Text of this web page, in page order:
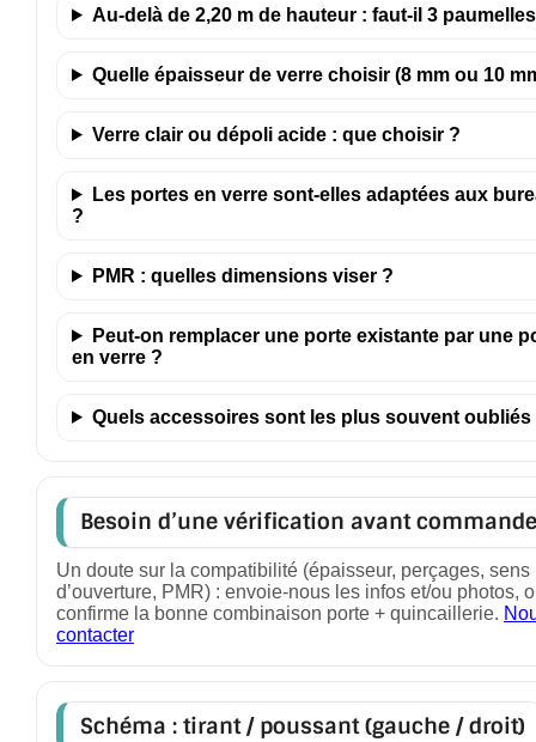
Au-delà de 2,20 m de hauteur : faut-il 3
Quelle épaisseur de verre choisir (8 mm ou 10
Verre clair ou dépoli acide : que choisir ?
Les portes en verre sont-elles adaptées aux
?
PMR : quelles dimensions viser ?
Peut-on remplacer une porte existante par une
en verre ?
Quels accessoires sont les plus souvent oubliés
Besoin d’une vérification avant
Un doute sur la compatibilité (épaisseur, perçages, sens
d’ouverture, PMR) : envoie-nous les infos et/ou photos,
confirme la bonne combinaison porte + quincaillerie.
contacter
Schéma : tirant / poussant (gauche / droit)